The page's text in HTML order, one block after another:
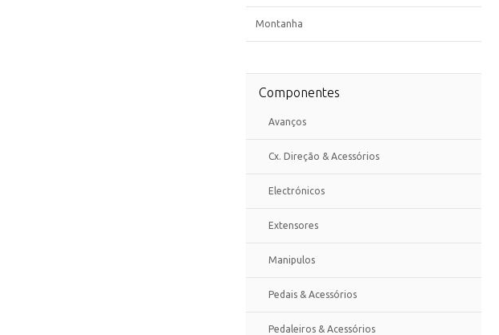
Montanha
Componentes
Avanços
Cx. Direção & Acessórios
Electrónicos
Extensores
Manipulos
Pedais & Acessórios
Pedaleiros & Acessórios